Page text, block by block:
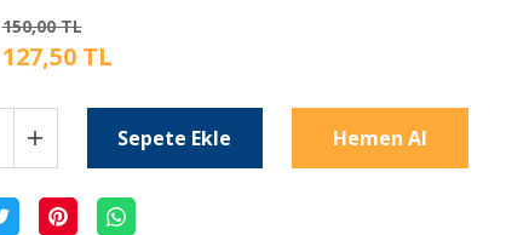
150,00 TL
127,50 TL
Sepete Ekle Hemen Al